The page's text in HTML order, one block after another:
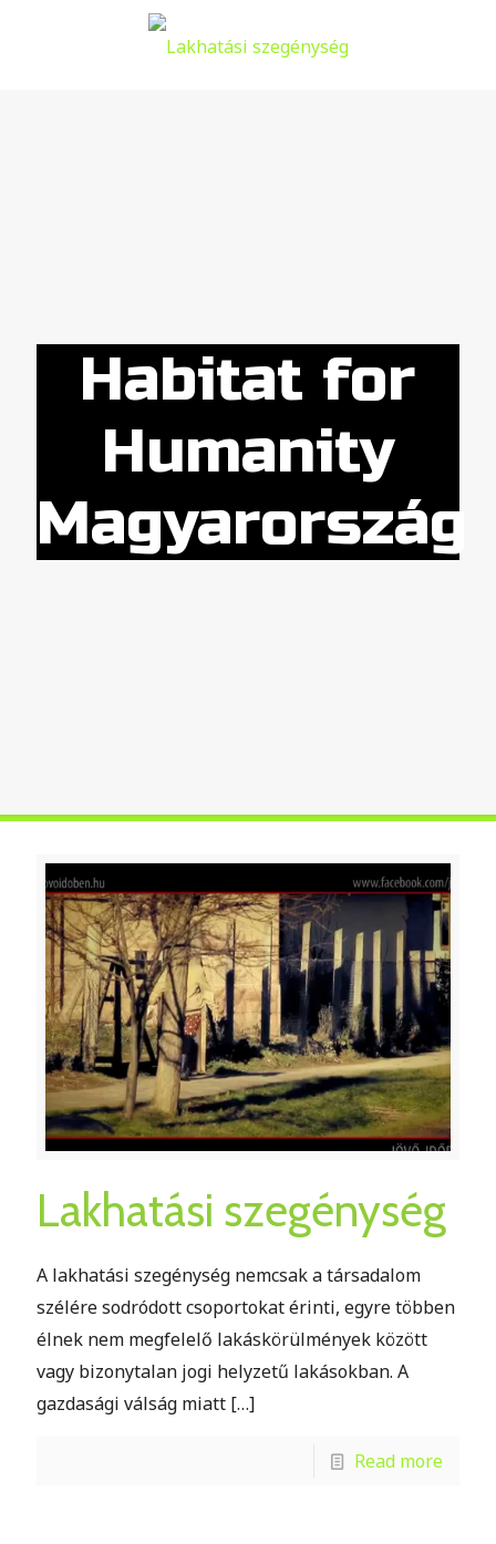
Habitat for
Humanity
Magyarország
Lakhatási szegénység
A lakhatási szegénység nemcsak a társadalom
szélére sodródott csoportokat érinti, egyre többen
élnek nem megfelelő lakáskörülmények között
vagy bizonytalan jogi helyzetű lakásokban. A
gazdasági válság miatt […]
Read more